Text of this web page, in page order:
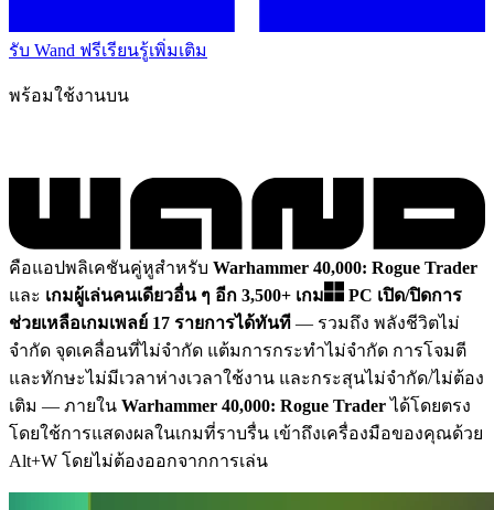
รับ Wand ฟรีเรียนรู้เพิ่มเติม
พร้อมใช้งานบน
คือแอปพลิเคชันคู่หูสำหรับ Warhammer 40,000: Rogue Trader
และ เกมผู้เล่นคนเดียวอื่น ๆ อีก 3,500+ เกม PC เปิด/ปิดการ
ช่วยเหลือเกมเพลย์ 17 รายการได้ทันที — รวมถึง พลังชีวิตไม่
จำกัด จุดเคลื่อนที่ไม่จำกัด แต้มการกระทำไม่จำกัด การโจมตี
และทักษะไม่มีเวลาห่างเวลาใช้งาน และกระสุนไม่จำกัด/ไม่ต้อง
เติม — ภายใน Warhammer 40,000: Rogue Traderได้โดยตรง
โดยใช้การแสดงผลในเกมที่ราบรื่น เข้าถึงเครื่องมือของคุณด้วย
Alt+W โดยไม่ต้องออกจากการเล่น